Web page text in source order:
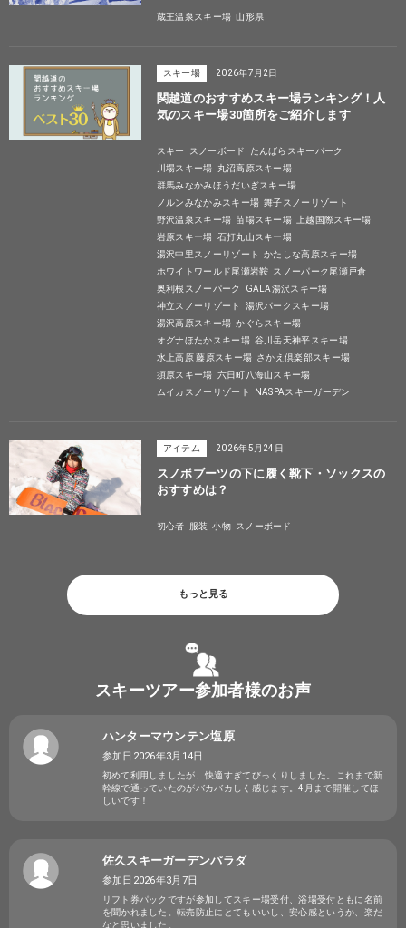
蔵王温泉スキー場 山形県
スキー場 2026年7月2日
関越道のおすすめスキー場ランキング！人
気のスキー場30箇所をご紹介します
スキー スノーボード
たんばらスキーパーク
川場スキー場
丸沼高原スキー場
群馬みなかみほうだいぎスキー場
ノルンみなかみスキー場 舞子スノーリゾート
野沢温泉スキー場 苗場スキー場
上越国際スキー場
岩原スキー場 石打丸山スキー場
湯沢中里スノーリゾート
かたしな高原スキー場
ホワイトワールド尾瀬岩鞍 スノーパーク尾瀬戸倉
奥利根スノーパーク
GALA湯沢スキー場
神立スノーリゾート
湯沢パークスキー場
湯沢高原スキー場 かぐらスキー場
オグナほたかスキー場 谷川岳天神平スキー場
水上高原 藤原スキー場 さかえ倶楽部スキー場
須原スキー場 六日町八海山スキー場
ムイカスノーリゾート
NASPAスキーガーデン
アイテム 2026年5月24日
スノボブーツの下に履く靴下・ソックスの
おすすめは？
初心者 服装 小物 スノーボード
もっと見る
スキーツアー参加者様のお声
ハンターマウンテン塩原
参加日2026年3月14日
初めて利用しましたが、快適すぎてびっくりしました。これまで新
幹線で通っていたのがバカバカしく感じます。4月まで開催してほ
しいです！
佐久スキーガーデンパラダ
参加日2026年3月7日
リフト券パックですが参加してスキー場受付、浴場受付ともに名前
を聞かれました。転売防止にとてもいいし、安心感というか、楽だ
なと思いました。